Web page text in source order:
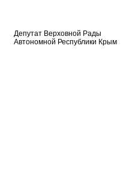
Депутат Верховной Рады
Автономной Республики Крым